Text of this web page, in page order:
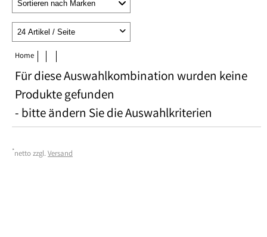
Home
Für diese Auswahlkombination wurden keine
Produkte gefunden
- bitte ändern Sie die Auswahlkriterien
*netto zzgl. Versand